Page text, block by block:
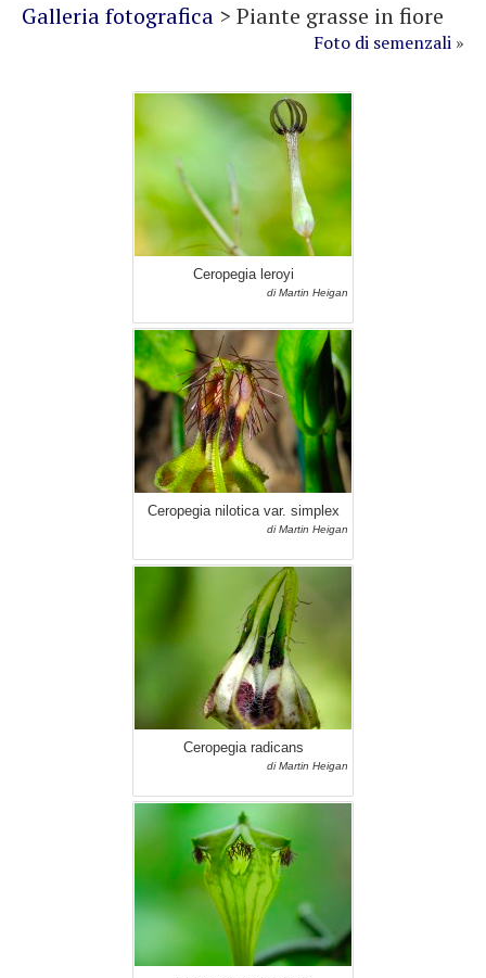
Galleria fotografica > Piante grasse in fiore
Foto di semenzali »
Ceropegia leroyi
di Martin Heigan
Ceropegia nilotica var. simplex
di Martin Heigan
Ceropegia radicans
di Martin Heigan